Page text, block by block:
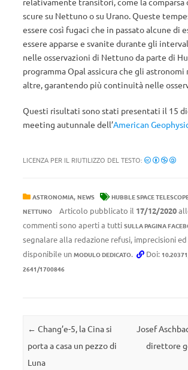
scure su Nettuno o su Urano. Queste
essere così fugaci che in passato alcune di
essere apparse e svanite durante gli
nelle osservazioni di Nettuno da parte di
programma Opal assicura che gli astronomi
altre, garantendo più continuità nelle
Questi risultati sono stati presentati il 15
meeting autunnale dell’American
LICENZA PER IL RIUTILIZZO DEL TESTO:
ASTRONOMIA, NEWS HUBBLE SPACE
NETTUNO Articolo pubblicato il 17/12/2020
commenti sono aperti a tutti SULLA PAGINA
segnalare alla redazione refusi, imprecisioni
disponibile un MODULO DEDICATO. Doi:
2641/1700846
Navigazione articolo
← Chang’e-5, la Cina si
porta a casa un pezzo di
Luna
Josef
direttore